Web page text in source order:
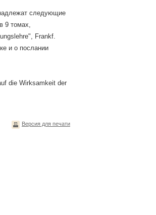
следующие
9 томах,
Frankf.
и о послании
die Wirksamkeit der
Версия для печати